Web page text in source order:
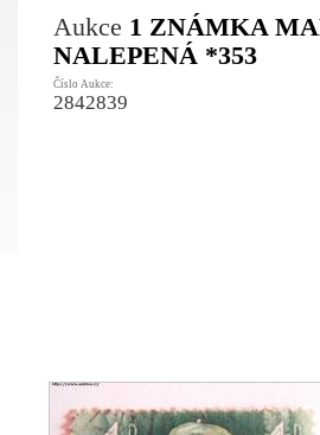
Aukce 1 ZNÁMKA
NALEPENÁ *353
Číslo Aukce:
2842839